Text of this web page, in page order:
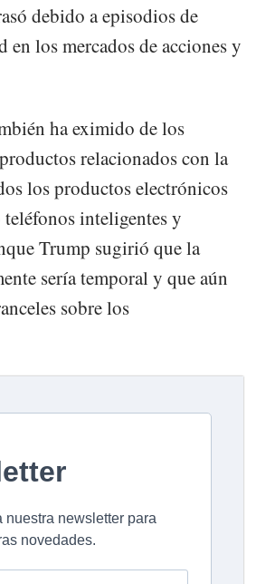
debido a episodios de
los mercados de acciones y
ha eximido de los
relacionados con la
los productos electrónicos
inteligentes y
Trump sugirió que la
sería temporal y que aún
sobre los